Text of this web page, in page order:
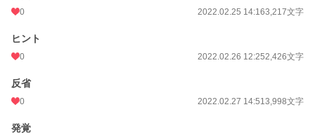
0 2022.02.25 14:163,217文字
ヒント
0 2022.02.26 12:252,426文字
反省
0 2022.02.27 14:513,998文字
発覚